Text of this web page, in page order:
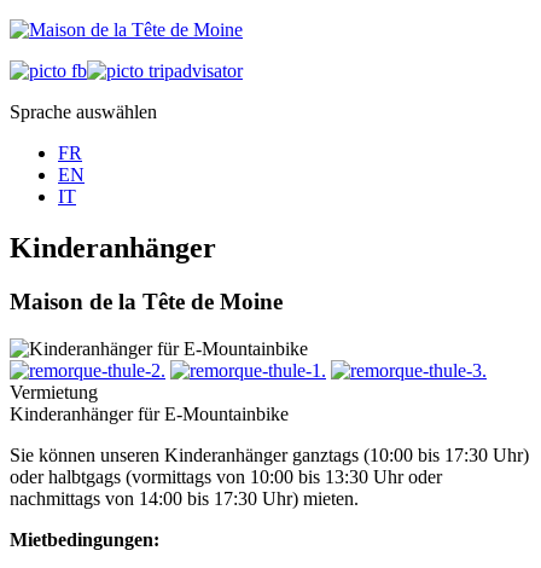
Sprache auswählen
FR
EN
IT
Kinderanhänger
Maison de la Tête de Moine
Vermietung
Kinderanhänger für E-Mountainbike
Sie können unseren Kinderanhänger ganztags (10:00 bis 17:30 Uhr)
oder halbtgags (vormittags von 10:00 bis 13:30 Uhr oder
nachmittags von 14:00 bis 17:30 Uhr) mieten.
Mietbedingungen: